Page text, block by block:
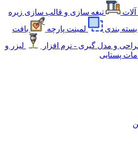
تیغه سازی و قالب سازی زیره
بندی
لمینت پارچه
بافت
و مدل گیری - نرم افزار
لیزر و
پستایی